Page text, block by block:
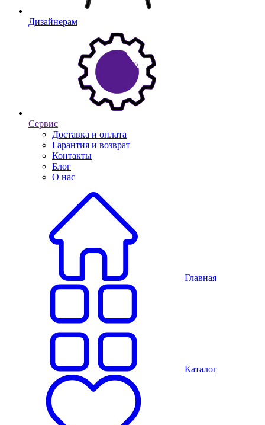
Дизайнерам
Сервис
Доставка и оплата
Гарантия и возврат
Контакты
Блог
О нас
Главная
Каталог